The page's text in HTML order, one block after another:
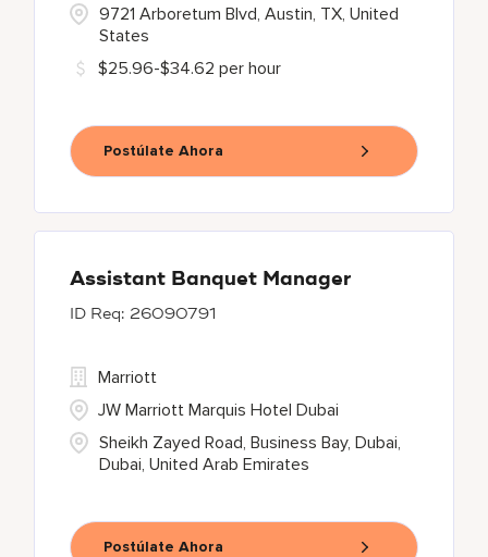
9721 Arboretum Blvd, Austin, TX, United
States
$25.96-$34.62 per hour
Postúlate Ahora
Assistant Banquet Manager
26090791
Sheikh Zayed Road, Business Bay, Dubai,
Dubai, United Arab Emirates
Marriott
JW Marriott Marquis Hotel Dubai
Postúlate Ahora